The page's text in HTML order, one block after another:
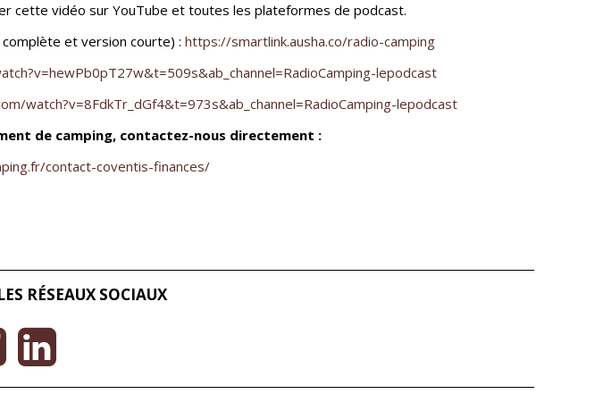
cette vidéo sur YouTube et toutes les plateformes de podcast.
et version courte) : https://smartlink.ausha.co/radio-camping
lepodcast
watch?v=8FdkTr_dGf4&t=973s&ab_channel=RadioCamping-lepodcast
de camping, contactez-nous directement :
contact-coventis-finances/
RÉSEAUX SOCIAUX